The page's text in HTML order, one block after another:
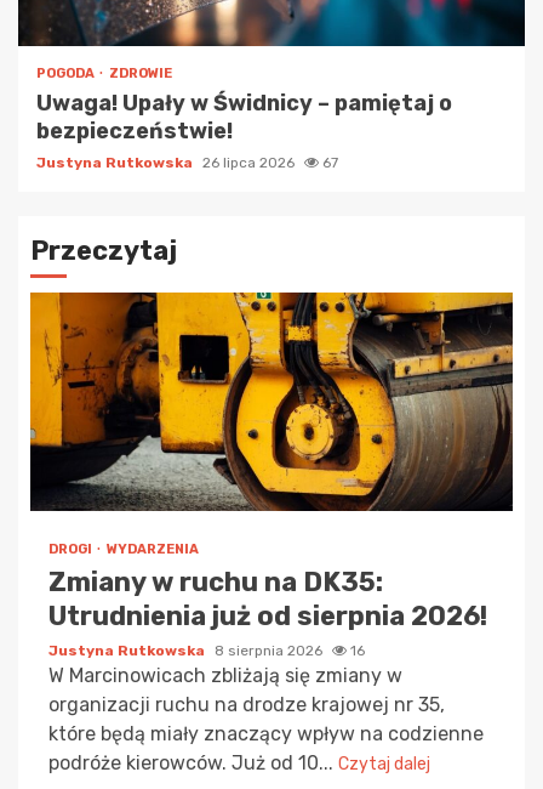
POGODA ZDROWIE
Uwaga! Upały w Świdnicy – pamiętaj o
bezpieczeństwie!
Justyna Rutkowska 26 lipca 2026 67
Przeczytaj
DROGI WYDARZENIA
Zmiany w ruchu na DK35:
Utrudnienia już od sierpnia 2026!
Justyna Rutkowska 8 sierpnia 2026 16
W Marcinowicach zbliżają się zmiany w
organizacji ruchu na drodze krajowej nr 35,
które będą miały znaczący wpływ na codzienne
podróże kierowców. Już od 10... Czytaj dalej